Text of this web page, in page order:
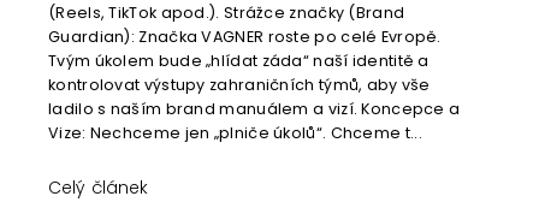
(Reels, TikTok apod.). Strážce značky (Brand
Guardian): Značka VAGNER roste po celé Evropě.
Tvým úkolem bude „hlídat záda“ naší identitě a
kontrolovat výstupy zahraničních týmů, aby vše
ladilo s naším brand manuálem a vizí. Koncepce a
Vize: Nechceme jen „plniče úkolů“. Chceme t...
Celý článek